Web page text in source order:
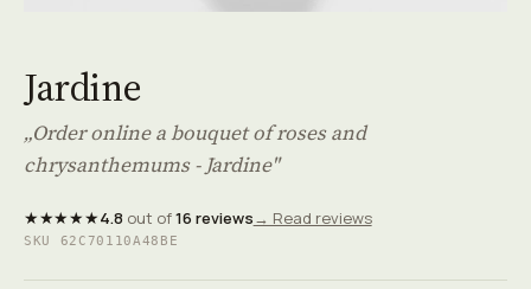
Jardine
„Order online a bouquet of roses and
chrysanthemums - Jardine"
★★★★★4.8 out of16 reviews→ Read reviews
SKU 62C70110A48BE